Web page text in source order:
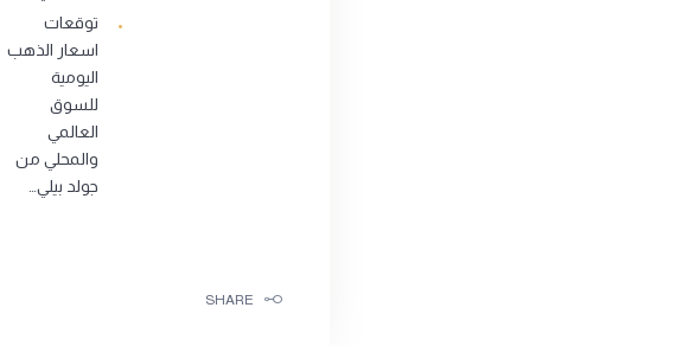
توقعات
اسعار الذهب
اليومية
للسوق
العالمي
والمحلي من
جولد بيلي…
SHARE